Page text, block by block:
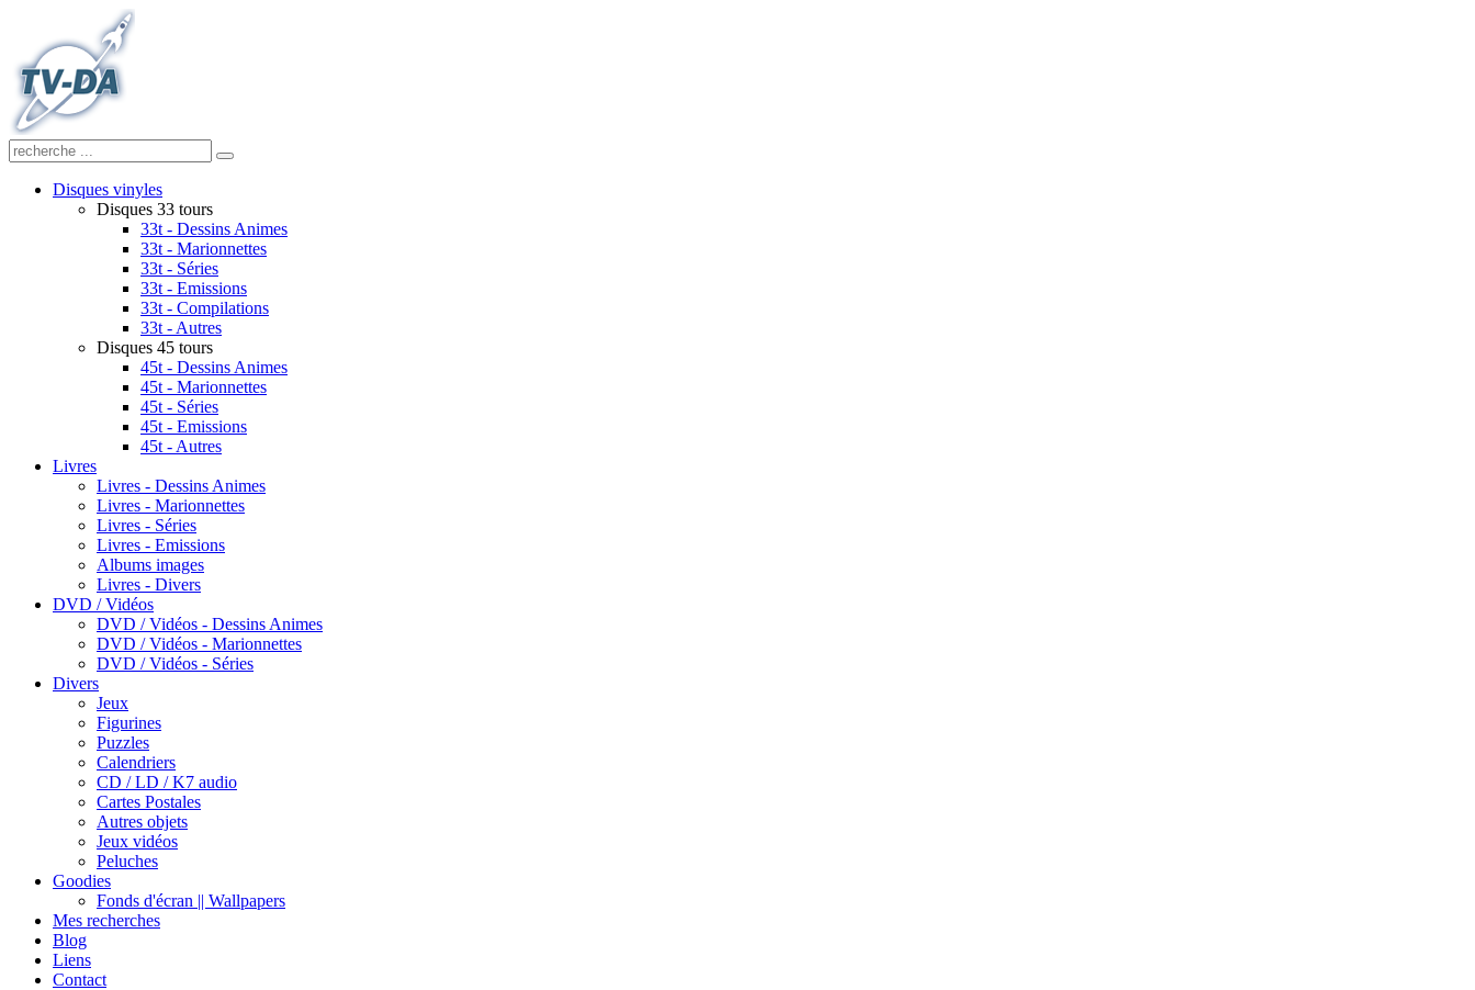
Disques vinyles
Disques 33 tours
33t - Dessins Animes
33t - Marionnettes
33t - Séries
33t - Emissions
33t - Compilations
33t - Autres
Disques 45 tours
45t - Dessins Animes
45t - Marionnettes
45t - Séries
45t - Emissions
45t - Autres
Livres
Livres - Dessins Animes
Livres - Marionnettes
Livres - Séries
Livres - Emissions
Albums images
Livres - Divers
DVD / Vidéos
DVD / Vidéos - Dessins Animes
DVD / Vidéos - Marionnettes
DVD / Vidéos - Séries
Divers
Jeux
Figurines
Puzzles
Calendriers
CD / LD / K7 audio
Cartes Postales
Autres objets
Jeux vidéos
Peluches
Goodies
Fonds d'écran || Wallpapers
Mes recherches
Blog
Liens
Contact